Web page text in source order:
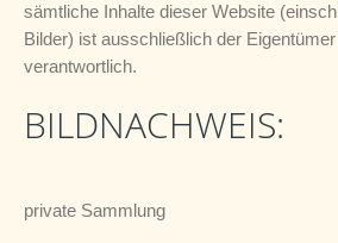
sämtliche Inhalte dieser Website
Bilder) ist ausschließlich der
verantwortlich.
BILDNACHWEIS:
private Sammlung